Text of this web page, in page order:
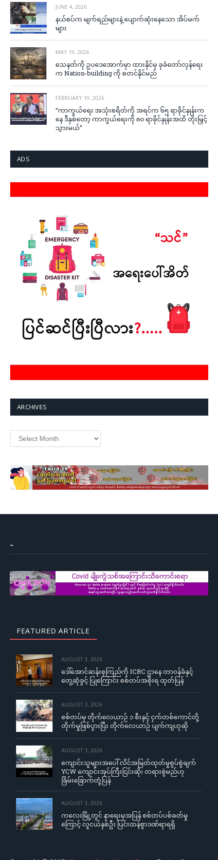
JUNE 4, 2026
နယ်စပ်က မျက်ရည်များနဲ့ ပျောက်ဆုံးနေသော အိပ်မက်
များ
MAY 19, 2026
သေနတ်ကို ဥပဒေအောက်မှာ ထားနိုင်မှ ခုခံတော်လှန်ရေး
က Nation-building ကို စတင်နိုင်မည်
FEBRUARY 19, 2026
“ကာကွယ်ရေး အသုံးစရိတ်ကို အရင်က ၆၅ ရာခိုင်နှုန်းက
နေ ဒီနှစ်တော့ ကာကွယ်ရေးကို ၈၀ ရာခိုင်နှုန်းအထိ တိုးမြှင့်
သွားမယ်”
ADS
ARCHIVES
Archives
–
FEATURED ARTICLE
AUGUST 3, 2026
ဒေါ်အောင်ဆန်းစုကြည်ကို ICRC ဌာနေ တာဝန်ခံနှင့်
တွေ့ဆုံခွင့် ပြုကြောင်း စစ်တပ်အစိုးရ ထုတ်ပြန်
AUGUST 3, 2026
စစ်တပ်မှ တိုက်လေယာဉ် ၁ စီးနှင့် ငှက်တစ်ကောင်တို့
တိုက်မှုဖြစ်ပွားပြီး တိုက်လေယာဉ် ပျက်ကျဟုဆို
AUGUST 3, 2026
ကျောင်းသူများအပေါ် လိင်အမြတ်ထုတ်မှုစွပ်စွဲချက်
YCW ကျောင်းအုပ်ကြီးငြင်းဆို၊ တရားစွဲမည်ဟု
ခြိမ်းခြောက်တုံ့ပြန်
AUGUST 3, 2026
ကလေးမြို့တွင် နာရေးမှအပြန် စစ်တပ်ပစ်ခတ်မှု
ကြောင့် လူငယ်နှစ်ဦး ပြင်းထန်စွာဒဏ်ရာရရှိ